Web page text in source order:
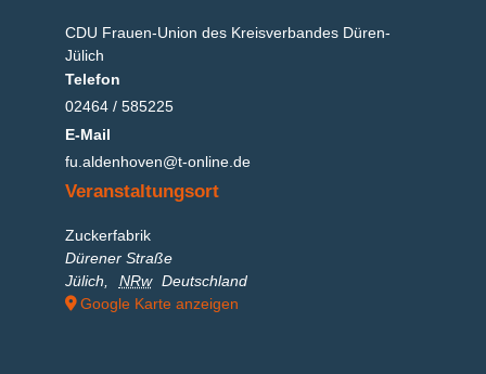
Veranstaltungsort
Zuckerfabrik
Dürener Straße
Jülich
NRw Deutschland
Google Karte anzeigen
CDU Frauen-Union des Kreisverbandes Düren-
Jülich
Telefon
02464 / 585225
E-Mail
fu.aldenhoven@t-online.de